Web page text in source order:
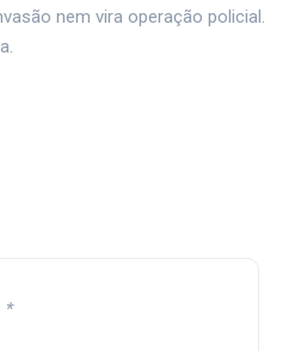
nem vira operação policial.
*